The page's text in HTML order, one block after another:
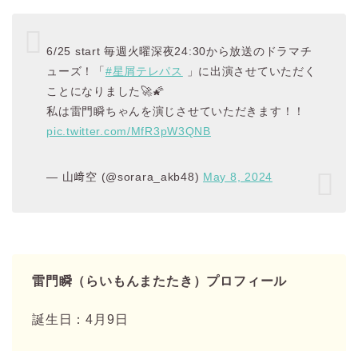
6/25 start 毎週火曜深夜24:30から放送のドラマチ
ューズ！「 #星屑テレパス
」に出演させていただく
ことになりました🚀🌠
私は雷門瞬ちゃんを演じさせていただきます！！
pic.twitter.com/MfR3pW3QNB
— 山﨑空 (@sorara_akb48) May 8, 2024
雷門瞬（らいもんまたたき）プロフィール
誕生日：4月9日